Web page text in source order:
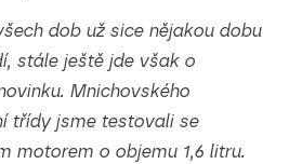
dob už sice nějakou dobu
stále ještě jde však o
Mnichovského
třídy jsme testovali se
motorem o objemu 1,6 litru.